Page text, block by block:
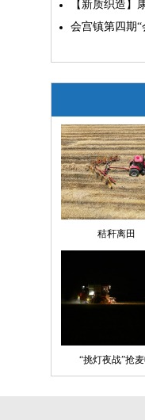
【新质织造】
会宫镇第四期
秸秆离田
“挑灯夜战”抢